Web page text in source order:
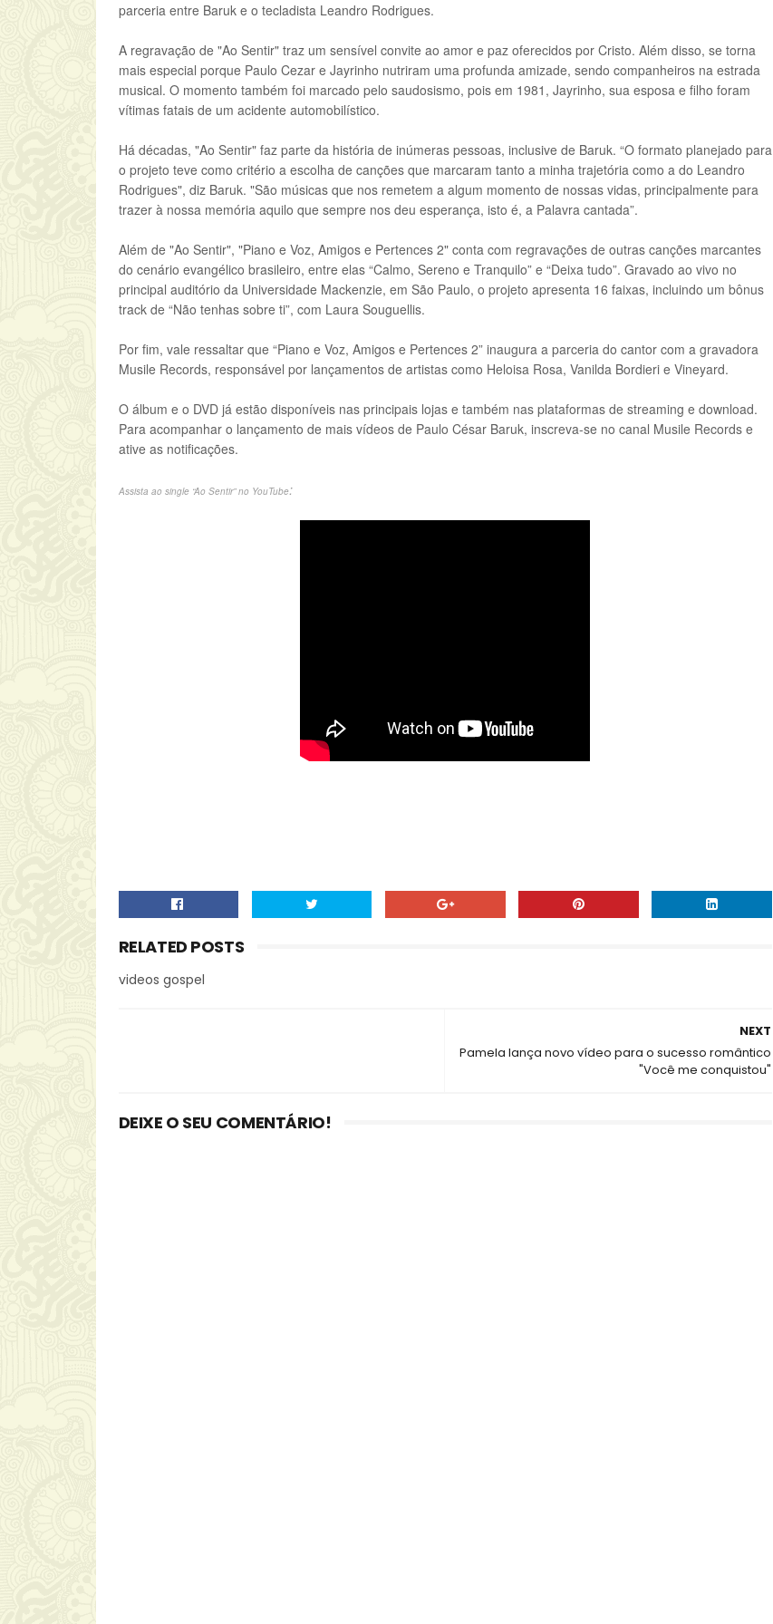
parceria entre Baruk e o tecladista Leandro Rodrigues.
A regravação de "Ao Sentir" traz um sensível convite ao amor e paz oferecidos por Cristo. Além disso, se torna
mais especial porque Paulo Cezar e Jayrinho nutriram uma profunda amizade, sendo companheiros na estrada
musical. O momento também foi marcado pelo saudosismo, pois em 1981, Jayrinho, sua esposa e filho foram
vítimas fatais de um acidente automobilístico.
Há décadas, "Ao Sentir" faz parte da história de inúmeras pessoas, inclusive de Baruk. “O formato planejado para
o projeto teve como critério a escolha de canções que marcaram tanto a minha trajetória como a do Leandro
Rodrigues", diz Baruk. "São músicas que nos remetem a algum momento de nossas vidas, principalmente para
trazer à nossa memória aquilo que sempre nos deu esperança, isto é, a Palavra cantada”.
Além de "Ao Sentir", "Piano e Voz, Amigos e Pertences 2" conta com regravações de outras canções marcantes
do cenário evangélico brasileiro, entre elas “Calmo, Sereno e Tranquilo” e “Deixa tudo”. Gravado ao vivo no
principal auditório da Universidade Mackenzie, em São Paulo, o projeto apresenta 16 faixas, incluindo um bônus
track de “Não tenhas sobre ti”, com Laura Souguellis.
Por fim, vale ressaltar que “Piano e Voz, Amigos e Pertences 2” inaugura a parceria do cantor com a gravadora
Musile Records, responsável por lançamentos de artistas como Heloisa Rosa, Vanilda Bordieri e Vineyard.
O álbum e o DVD já estão disponíveis nas principais lojas e também nas plataformas de streaming e download.
Para acompanhar o lançamento de mais vídeos de Paulo César Baruk, inscreva-se no canal Musile Records e
ative as notificações.
Assista ao single “Ao Sentir” no YouTube:
RELATED POSTS
videos gospel
NEXT
Pamela lança novo vídeo para o sucesso romântico
"Você me conquistou"
DEIXE O SEU COMENTÁRIO!